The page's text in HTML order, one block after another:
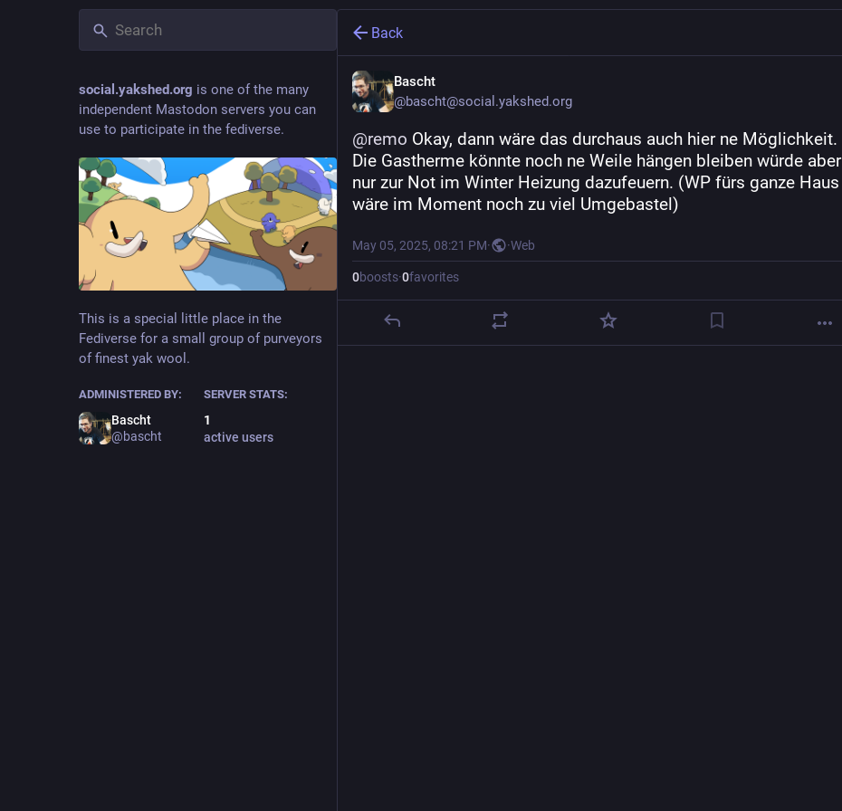
social.yakshed.org is one of the many
independent Mastodon servers you can
use to participate in the fediverse.
This is a special little place in the
Fediverse for a small group of purveyors
of finest yak wool.
ADMINISTERED BY:
Bascht
@bascht
SERVER STATS:
1
active users
Back
Bascht
@bascht@social.yakshed.org
@remo Okay, dann wäre das durchaus auch hier ne Möglichkeit.
Die Gastherme könnte noch ne Weile hängen bleiben würde aber
nur zur Not im Winter Heizung dazufeuern. (WP fürs ganze Haus
wäre im Moment noch zu viel Umgebastel)
May 05, 2025, 08:21 PM· ·Web
0boosts·0favorites